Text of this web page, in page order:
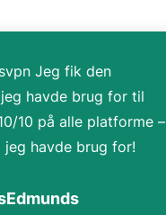
Jeg fik den
havde brug for til
10 på alle platforme –
jeg havde brug for!